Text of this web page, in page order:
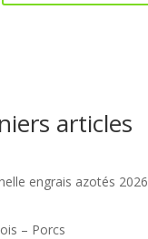
articles
engrais azotés 2026
– Porcs